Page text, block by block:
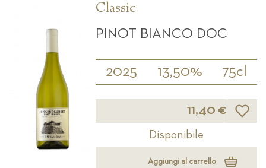
Classic
PINOT BIANCO DOC
2025 13,50% 75cl
11,40 € Lista
Disponibile
Aggiungi al carrello